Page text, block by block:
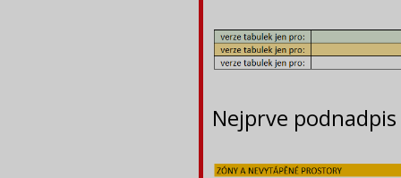
Nejprve